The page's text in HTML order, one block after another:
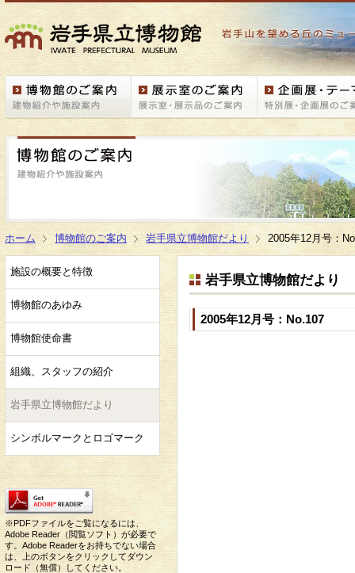
ホーム 博物館のご案内 岩手県立博物館だより 2005年12月号：
施設の概要と特徴
博物館のあゆみ
博物館使命書
組織、スタッフの紹介
岩手県立博物館だより
シンボルマークとロゴマーク
※PDFファイルをご覧になるには、
Adobe Reader（閲覧ソフト）が必要で
す。Adobe Readerをお持ちでない場合
は、上のボタンをクリックしてダウン
ロード（無償）してください。
岩手県立博物館だより
2005年12月号：No.107